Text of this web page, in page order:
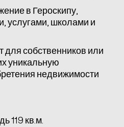
в Героскипу,
услугами, школами и
собственников или
уникальную
недвижимости
119 кв.м.